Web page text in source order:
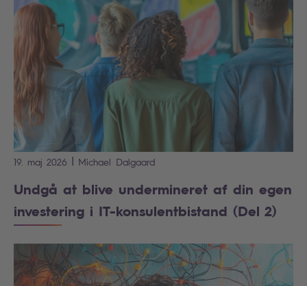
19. maj 2026 | Michael Dalgaard
Undgå at blive undermineret af din egen
investering i IT-konsulentbistand (Del 2)